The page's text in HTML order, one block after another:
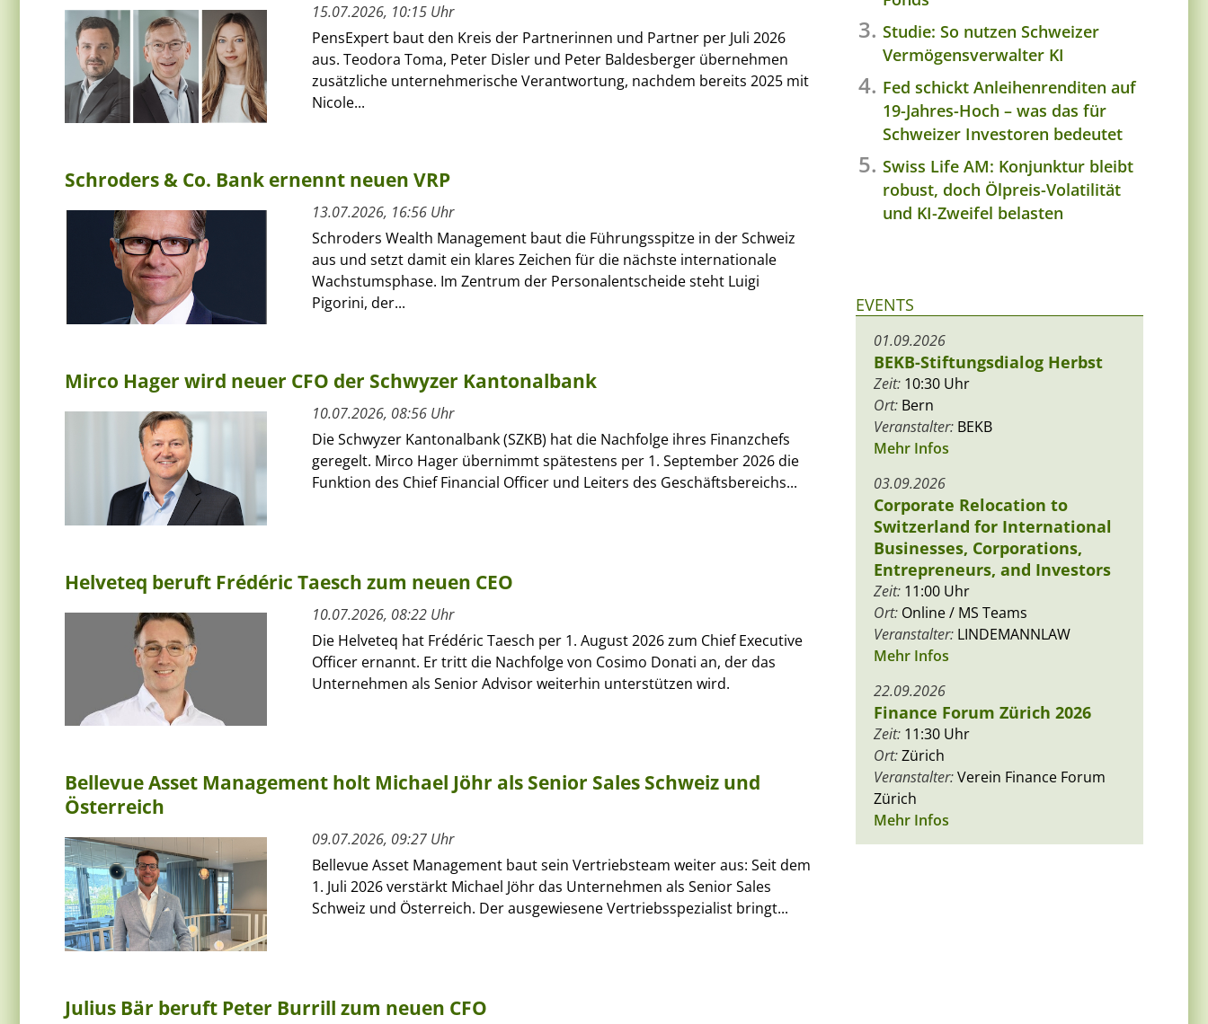
15.07.2026, 10:15 Uhr
PensExpert baut den Kreis der Partnerinnen und Partner per Juli 2026
aus. Teodora Toma, Peter Disler und Peter Baldesberger übernehmen
zusätzliche unternehmerische Verantwortung, nachdem bereits 2025 mit
Nicole...
Schroders & Co. Bank ernennt neuen VRP
13.07.2026, 16:56 Uhr
Schroders Wealth Management baut die Führungsspitze in der Schweiz
aus und setzt damit ein klares Zeichen für die nächste internationale
Wachstumsphase. Im Zentrum der Personalentscheide steht Luigi
Pigorini, der...
Mirco Hager wird neuer CFO der Schwyzer Kantonalbank
10.07.2026, 08:56 Uhr
Die Schwyzer Kantonalbank (SZKB) hat die Nachfolge ihres Finanzchefs
geregelt. Mirco Hager übernimmt spätestens per 1. September 2026 die
Funktion des Chief Financial Officer und Leiters des Geschäftsbereichs...
Helveteq beruft Frédéric Taesch zum neuen CEO
10.07.2026, 08:22 Uhr
Die Helveteq hat Frédéric Taesch per 1. August 2026 zum Chief Executive
Officer ernannt. Er tritt die Nachfolge von Cosimo Donati an, der das
Unternehmen als Senior Advisor weiterhin unterstützen wird.
Bellevue Asset Management holt Michael Jöhr als Senior Sales Schweiz und
Österreich
09.07.2026, 09:27 Uhr
Bellevue Asset Management baut sein Vertriebsteam weiter aus: Seit dem
1. Juli 2026 verstärkt Michael Jöhr das Unternehmen als Senior Sales
Schweiz und Österreich. Der ausgewiesene Vertriebsspezialist bringt...
Julius Bär beruft Peter Burrill zum neuen CFO
Studie: So nutzen Schweizer
Vermögensverwalter KI
Fed schickt Anleihenrenditen auf
19-Jahres-Hoch – was das für
Schweizer Investoren bedeutet
Swiss Life AM: Konjunktur bleibt
robust, doch Ölpreis-Volatilität
und KI-Zweifel belasten
EVENTS
01.09.2026
BEKB-Stiftungsdialog Herbst
Zeit: 10:30 Uhr
Ort: Bern
Veranstalter: BEKB
Mehr Infos
03.09.2026
Corporate Relocation to
Switzerland for International
Businesses, Corporations,
Entrepreneurs, and Investors
Zeit: 11:00 Uhr
Ort: Online / MS Teams
Veranstalter: LINDEMANNLAW
Mehr Infos
22.09.2026
Finance Forum Zürich 2026
Zeit: 11:30 Uhr
Ort:Zürich
Veranstalter:Verein Finance Forum
Zürich
Mehr Infos